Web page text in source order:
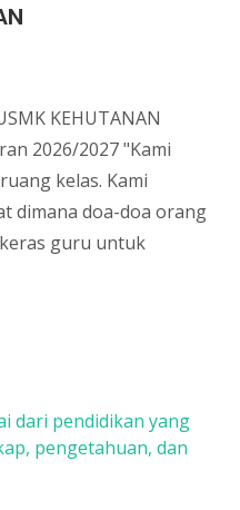
KEHUTANAN
2026/2027 "Kami
kelas. Kami
dimana doa-doa orang
guru untuk